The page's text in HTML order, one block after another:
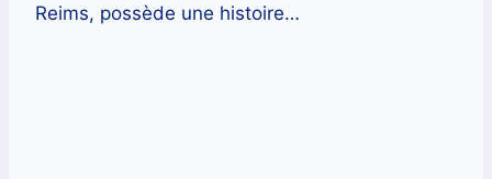
Reims, possède une histoire…